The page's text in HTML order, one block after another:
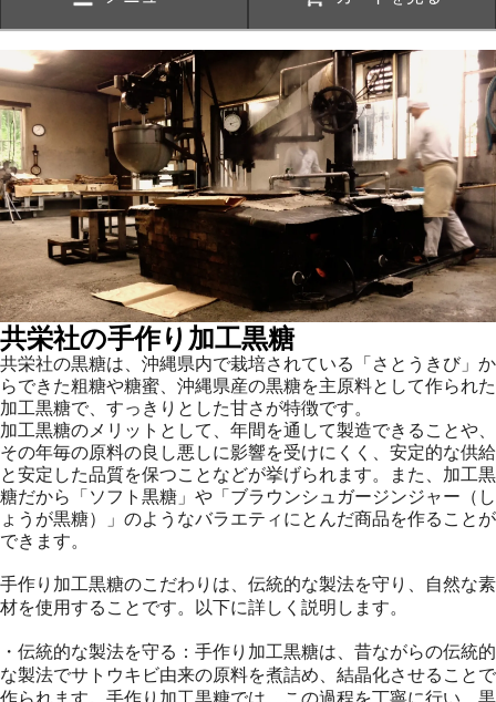
共栄社の手作り加工黒糖
共栄社の黒糖は、沖縄県内で栽培されている「さとうきび」か
らできた粗糖や糖蜜、沖縄県産の黒糖を主原料として作られた
加工黒糖で、すっきりとした甘さが特徴です。
加工黒糖のメリットとして、年間を通して製造できることや、
その年毎の原料の良し悪しに影響を受けにくく、安定的な供給
と安定した品質を保つことなどが挙げられます。また、加工黒
糖だから「ソフト黒糖」や「ブラウンシュガージンジャー（し
ょうが黒糖）」のようなバラエティにとんだ商品を作ることが
できます。
手作り加工黒糖のこだわりは、伝統的な製法を守り、自然な素
材を使用することです。以下に詳しく説明します。
・伝統的な製法を守る：手作り加工黒糖は、昔ながらの伝統的
な製法でサトウキビ由来の原料を煮詰め、結晶化させることで
作られます。手作り加工黒糖では、この過程を丁寧に行い、黒